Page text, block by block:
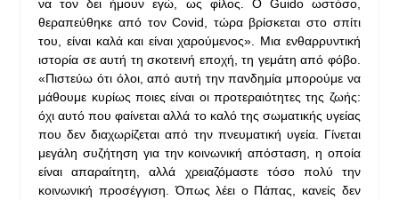
να τον δει ήμουν εγώ, ως φίλος. Ο Guido ωστόσο,
θεραπεύθηκε από τον Covid, τώρα βρίσκεται στο σπίτι
του, είναι καλά και είναι χαρούμενος». Μια ενθαρρυντική
ιστορία σε αυτή τη σκοτεινή εποχή, τη γεμάτη από φόβο.
«Πιστεύω ότι όλοι, από αυτή την πανδημία μπορούμε να
μάθουμε κυρίως ποιες είναι οι προτεραιότητες της ζωής:
όχι αυτό που φαίνεται αλλά το καλό της σωματικής υγείας
που δεν διαχωρίζεται από την πνευματική υγεία. Γίνεται
μεγάλη συζήτηση για την κοινωνική απόσταση, η οποία
είναι απαραίτητη, αλλά χρειαζόμαστε τόσο πολύ την
κοινωνική προσέγγιση. Όπως λέει ο Πάπας, κανείς δεν